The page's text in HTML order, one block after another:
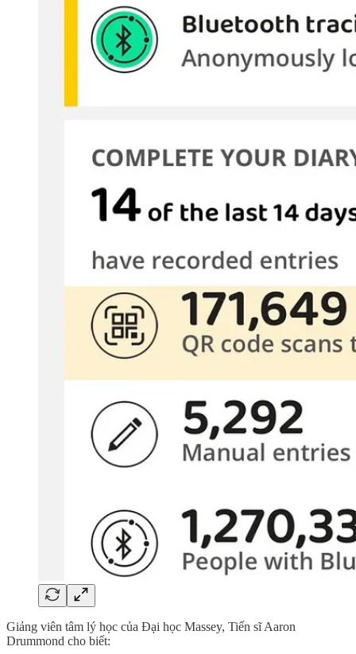
Giảng viên tâm lý học của Đại học Massey, Tiến sĩ Aaron
Drummond cho biết: